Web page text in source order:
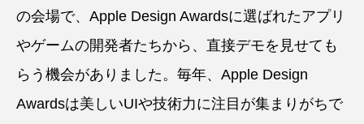
の会場で、Apple Design Awardsに選ばれたアプリ
やゲームの開発者たちから、直接デモを見せても
らう機会がありました。毎年、Apple Design
Awardsは美しいUIや技術力に注目が集まりがちで